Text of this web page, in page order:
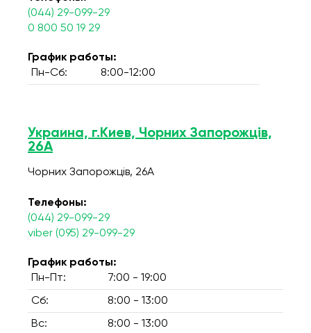
(044) 29-099-29
0 800 50 19 29
График работы:
Пн-Сб:
8:00-12:00
Украина, г.Киев, Чорних Запорожців,
26А
Чорних Запорожців, 26А
Телефоны:
(044) 29-099-29
viber (095) 29-099-29
График работы:
Пн-Пт:
7:00 - 19:00
Сб: 8:00 - 13:00
Вс: 8:00 - 13:00